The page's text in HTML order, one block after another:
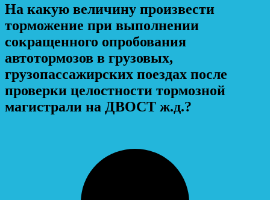
На какую величину произвести
торможение при выполнении
сокращенного опробования
автотормозов в грузовых,
грузопассажирских поездах после
проверки целостности тормозной
магистрали на ДВОСТ ж.д.?